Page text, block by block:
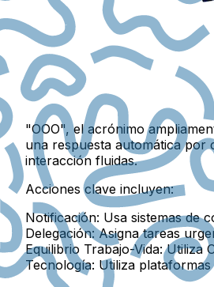
"OOO", el acrónimo
una respuesta automática
interacción fluidas.
Acciones clave incluyen:
Notificación: Usa sistemas de
Delegación:Asigna tareas
Equilibrio Trabajo-Vida:Utiliza
Tecnología: Utiliza